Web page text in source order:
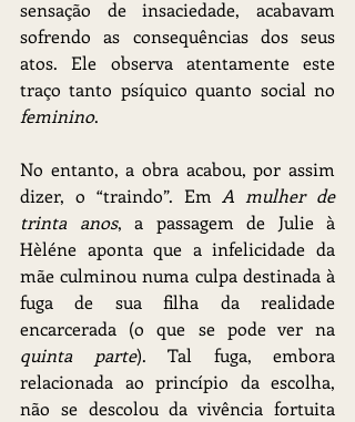
sensação de insaciedade, acabavam
sofrendo as consequências dos seus
atos. Ele observa atentamente este
feminino.
No entanto, a obra acabou, por assim
dizer, o “traindo”. Em A mulher de
trinta anos, a passagem de Julie à
Hèléne aponta que a infelicidade da
mãe culminou numa culpa destinada à
fuga de sua filha da realidade
quinta parte). Tal fuga, embora
relacionada ao princípio da escolha,
não se descolou da vivência fortuita